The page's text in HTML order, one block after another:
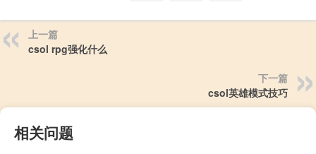
上一篇
csol rpg强化什么
下一篇
csol英雄模式技巧
相关问题